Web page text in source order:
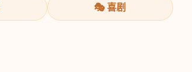
🎭 喜剧